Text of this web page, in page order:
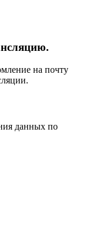
на почту
данных по